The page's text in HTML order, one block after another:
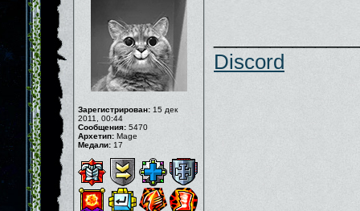
Зарегистрирован: 15 дек
2011, 00:44
Сообщения: 5470
Архетип: Mage
Медали: 17
Discord